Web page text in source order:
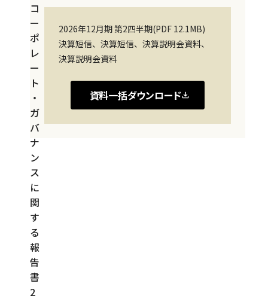
コ
ー
ポ
レ
ー
ト
・
ガ
バ
ナ
ン
ス
に
関
す
る
報
告
書
2
2026年12月期 第2四半期(PDF 12.1MB)
決算短信、決算短信、決算説明会資料、
決算説明会資料
資料一括ダウンロード